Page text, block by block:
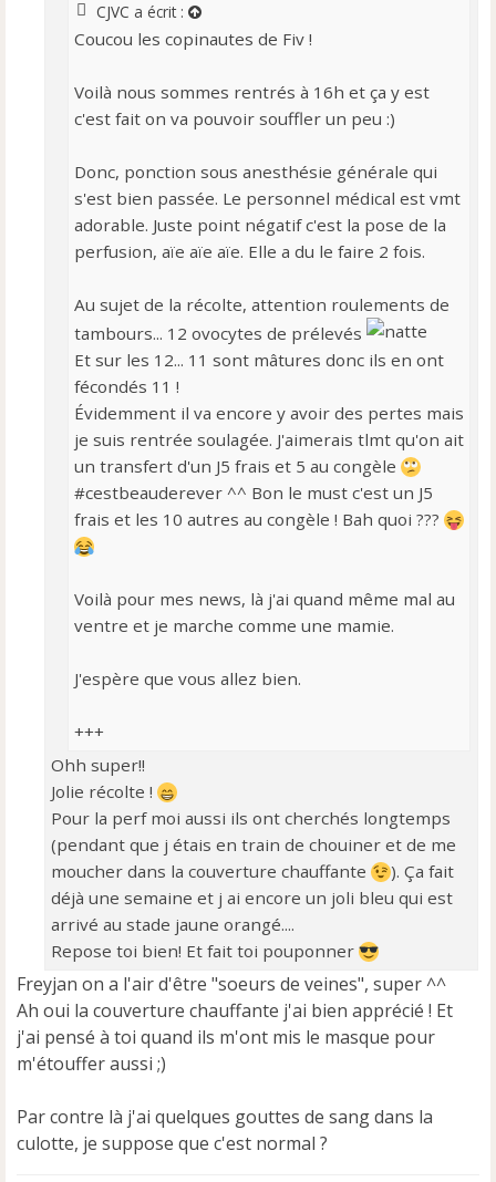
CJVC a écrit :
Coucou les copinautes de Fiv !
Voilà nous sommes rentrés à 16h et ça y est
c'est fait on va pouvoir souffler un peu :)
Donc, ponction sous anesthésie générale qui
s'est bien passée. Le personnel médical est vmt
adorable. Juste point négatif c'est la pose de la
perfusion, aïe aïe aïe. Elle a du le faire 2 fois.
Au sujet de la récolte, attention roulements de
tambours... 12 ovocytes de prélevés
Et sur les 12... 11 sont mâtures donc ils en ont
fécondés 11 !
Évidemment il va encore y avoir des pertes mais
je suis rentrée soulagée. J'aimerais tlmt qu'on ait
un transfert d'un J5 frais et 5 au congèle
#cestbeauderever ^^ Bon le must c'est un J5
frais et les 10 autres au congèle ! Bah quoi ???
Voilà pour mes news, là j'ai quand même mal au
ventre et je marche comme une mamie.
J'espère que vous allez bien.
+++
Ohh super!!
Jolie récolte !
Pour la perf moi aussi ils ont cherchés longtemps
(pendant que j étais en train de chouiner et de me
moucher dans la couverture chauffante
). Ça fait
déjà une semaine et j ai encore un joli bleu qui est
arrivé au stade jaune orangé....
Repose toi bien! Et fait toi pouponner
Freyjan on a l'air d'être "soeurs de veines", super ^^
Ah oui la couverture chauffante j'ai bien apprécié ! Et
j'ai pensé à toi quand ils m'ont mis le masque pour
m'étouffer aussi ;)
Par contre là j'ai quelques gouttes de sang dans la
culotte, je suppose que c'est normal ?